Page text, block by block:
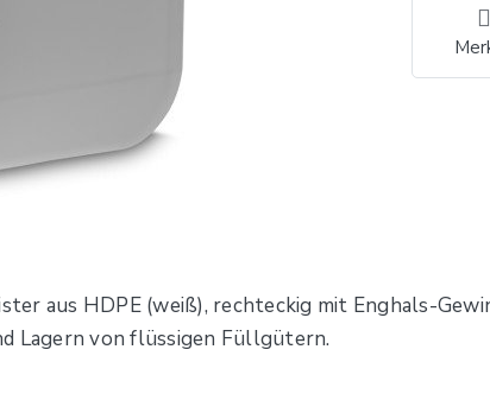
aus HDPE (weiß), rechteckig mit Enghals-
Lagern von flüssigen Füllgütern.